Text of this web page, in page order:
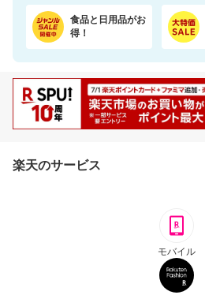
食品と日用品がお
得！
楽天のサービス
モバイル